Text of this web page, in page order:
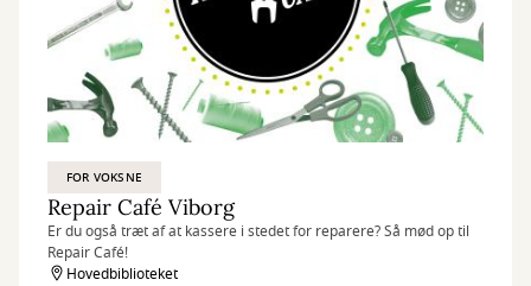
FOR VOKSNE
Repair Café Viborg
Er du også træt af at kassere i stedet for reparere? Så mød op til
Repair Café!
Hovedbiblioteket